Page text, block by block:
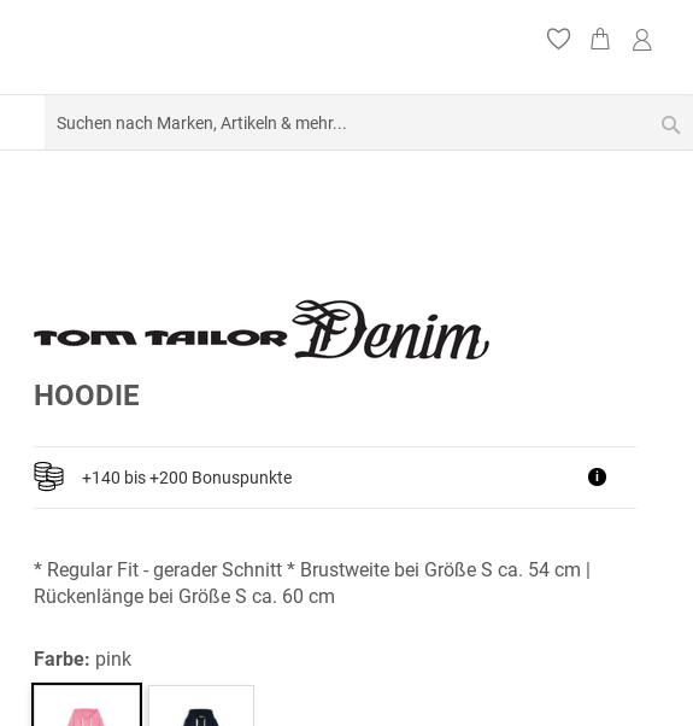
HOODIE
+140 bis +200 Bonuspunkte i
* Regular Fit - gerader Schnitt * Brustweite bei Größe S ca. 54 cm |
Rückenlänge bei Größe S ca. 60 cm
Farbe: pink